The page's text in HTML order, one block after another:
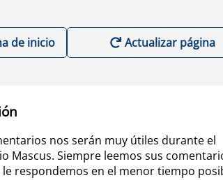
de inicio Actualizar página
nos serán muy útiles durante el
Mascus. Siempre leemos sus
respondemos en el menor tiempo